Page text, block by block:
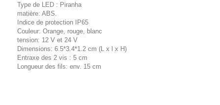
Type de LED : Piranha
matière: ABS.
Indice de protection IP65
Couleur: Orange, rouge, blanc
tension: 12 V et 24 V
Dimensions: 6.5*3.4*1.2 cm (L x l x H)
Entraxe des 2 vis : 5 cm
Longueur des fils: env. 15 cm